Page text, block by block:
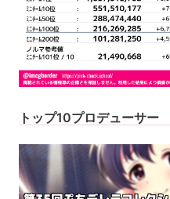
トップ10プロデューサー